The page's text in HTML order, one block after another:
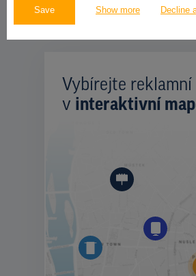
Save Show more Decline
REKLAMNÍ PLOCHY V OBLASTI
Vybírejte reklamní
v interaktivní